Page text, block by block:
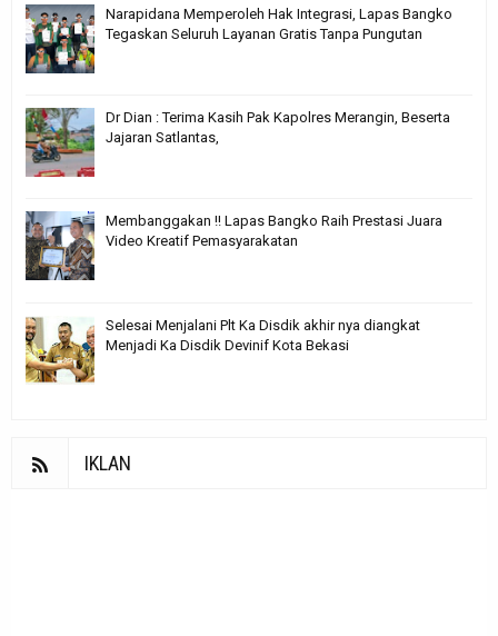
Narapidana Memperoleh Hak Integrasi, Lapas Bangko
Tegaskan Seluruh Layanan Gratis Tanpa Pungutan
Dr Dian : Terima Kasih Pak Kapolres Merangin, Beserta
Jajaran Satlantas,
Membanggakan !! Lapas Bangko Raih Prestasi Juara
Video Kreatif Pemasyarakatan
Selesai Menjalani Plt Ka Disdik akhir nya diangkat
Menjadi Ka Disdik Devinif Kota Bekasi
IKLAN